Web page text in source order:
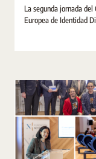
La segunda jornada del
Europea de Identidad